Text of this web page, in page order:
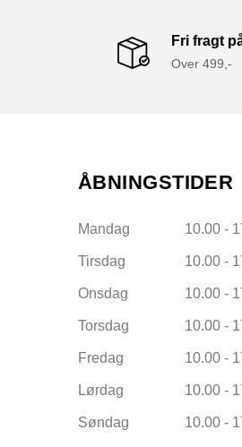
Fri fragt
Over 499,-
ÅBNINGSTIDER
Mandag 10.00 -
Tirsdag 10.00 -
Onsdag 10.00 -
Torsdag 10.00 -
Fredag 10.00 -
Lørdag 10.00 -
Søndag 10.00 -